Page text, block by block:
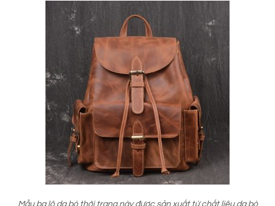
Mẫu ba lô da bò thời trang này được sản xuất từ chất liệu da bò